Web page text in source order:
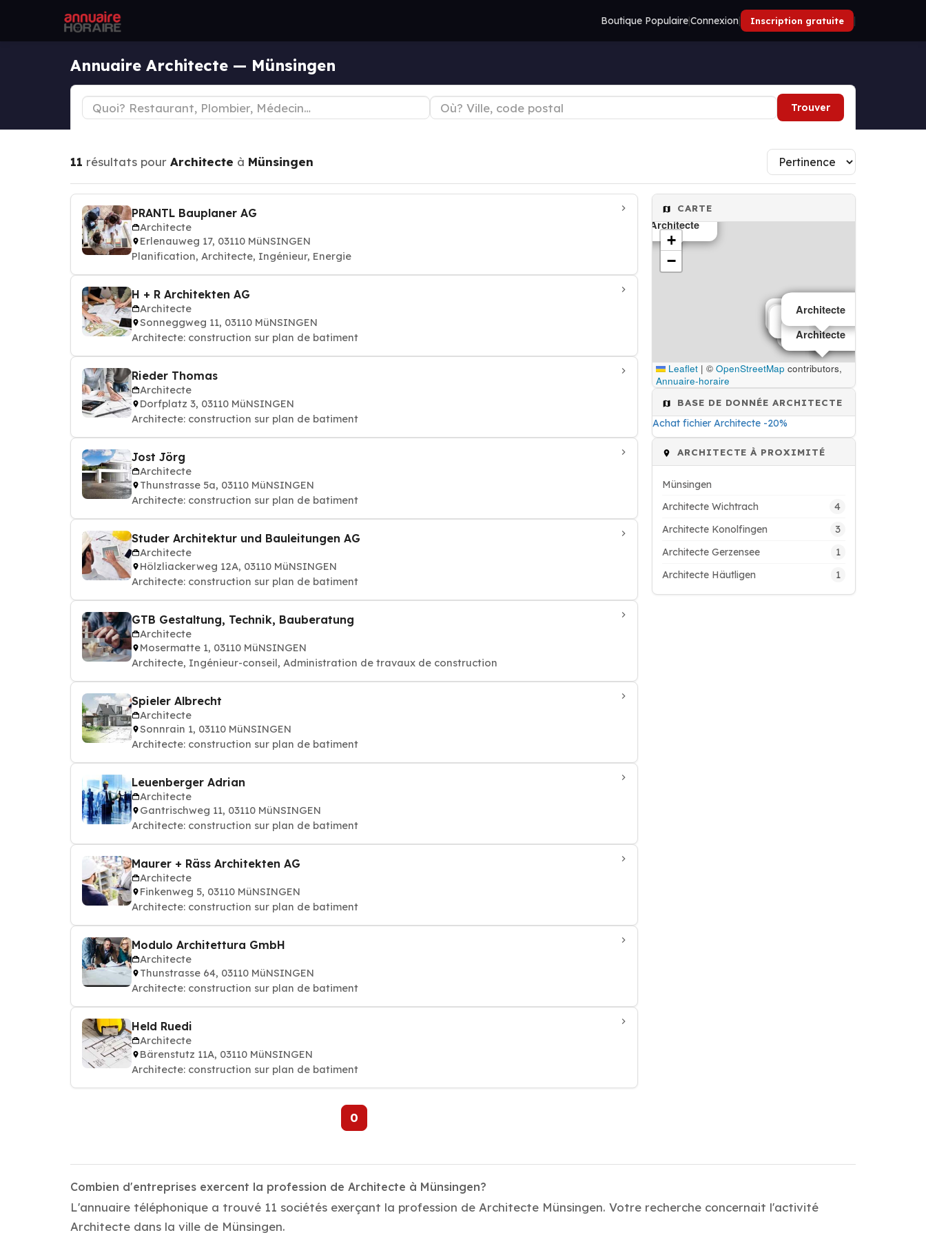
Boutique Populaire|Connexion| Inscription gratuite |
Annuaire Architecte — Münsingen
Trouver
11 résultats pour Architecte à Münsingen
PRANTL Bauplaner AG
Architecte
Erlenauweg 17, 03110 MüNSINGEN
Planification, Architecte, Ingénieur, Energie
H + R Architekten AG
Architecte
Sonneggweg 11, 03110 MüNSINGEN
Architecte: construction sur plan de batiment
Rieder Thomas
Architecte
Dorfplatz 3, 03110 MüNSINGEN
Architecte: construction sur plan de batiment
Jost Jörg
Architecte
Thunstrasse 5a, 03110 MüNSINGEN
Architecte: construction sur plan de batiment
Studer Architektur und Bauleitungen AG
Architecte
Hölzliackerweg 12A, 03110 MüNSINGEN
Architecte: construction sur plan de batiment
GTB Gestaltung, Technik, Bauberatung
Architecte
Mosermatte 1, 03110 MüNSINGEN
Architecte, Ingénieur-conseil, Administration de travaux de construction
Spieler Albrecht
Architecte
Sonnrain 1, 03110 MüNSINGEN
Architecte: construction sur plan de batiment
Leuenberger Adrian
Architecte
Gantrischweg 11, 03110 MüNSINGEN
Architecte: construction sur plan de batiment
Maurer + Räss Architekten AG
Architecte
Finkenweg 5, 03110 MüNSINGEN
Architecte: construction sur plan de batiment
Modulo Architettura GmbH
Architecte
Thunstrasse 64, 03110 MüNSINGEN
Architecte: construction sur plan de batiment
Held Ruedi
Architecte
Bärenstutz 11A, 03110 MüNSINGEN
Architecte: construction sur plan de batiment
0
CARTE
Architecte
Architecte
Architecte
Architecte
Architecte
Architecte
Architecte
Architecte
Architecte
Architecte
+
−
Leaflet | © OpenStreetMap contributors,
Annuaire-horaire
BASE DE DONNÉE ARCHITECTE
Achat fichier Architecte -20%
ARCHITECTE À PROXIMITÉ
Münsingen
Architecte Wichtrach
4
Architecte Konolfingen 3
Architecte Gerzensee 1
Architecte Häutligen 1
Combien d'entreprises exercent la profession de Architecte à Münsingen?
L'annuaire téléphonique a trouvé 11 sociétés exerçant la profession de Architecte Münsingen. Votre recherche concernait l'activité
Architecte dans la ville de Münsingen.